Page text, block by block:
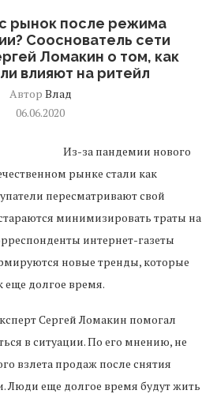
рынок после режима
Сооснователь сети
Ломакин о том, как
влияют на ритейл
Автор Влад
06.06.2020
Из-за пандемии нового
рынке стали как
пересматривают свой
минимизировать траты на
интернет-газеты
новые тренды, которые
еще долгое время.
Сергей Ломакин помогал
в ситуации. По его мнению, не
взлета продаж после снятия
Люди еще долгое время будут жить